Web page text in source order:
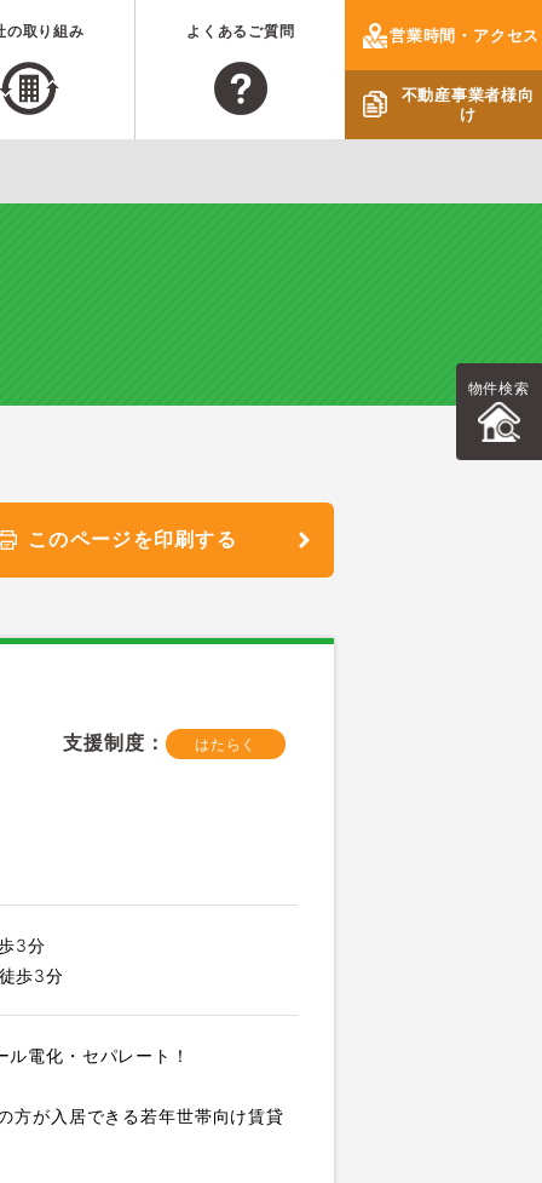
の取り組み よくあるご質問 営業時間・アクセス
不動産事業者様向
け
物件検索
支援制度： はたらく
3分
歩3分
電化・セパレート！
方が入居できる若年世帯向け賃貸